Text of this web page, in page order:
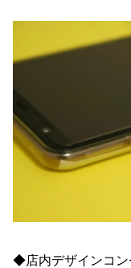
◆店内デザインコン